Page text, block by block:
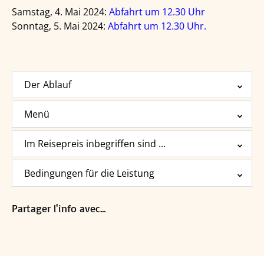
Samstag, 4. Mai 2024: Abfahrt um 12.30 Uhr
Sonntag, 5. Mai 2024: Abfahrt um 12.30 Uhr.
Der Ablauf
Menü
Im Reisepreis inbegriffen sind ...
Bedingungen für die Leistung
Partager l'info avec...